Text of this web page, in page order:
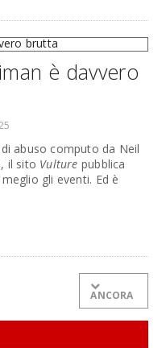
è davvero
abuso computo da Neil
il sito Vulture pubblica
gli eventi. Ed è
ANCORA